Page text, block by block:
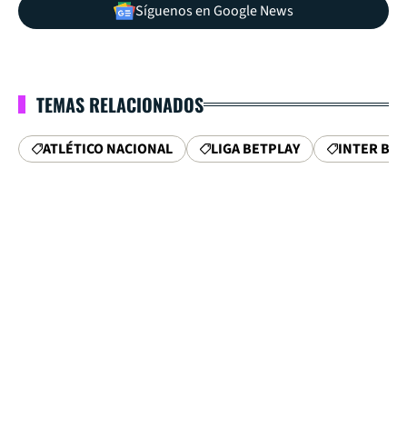
Síguenos en Google News
TEMAS RELACIONADOS
ATLÉTICO NACIONAL LIGA BETPLAY INTER